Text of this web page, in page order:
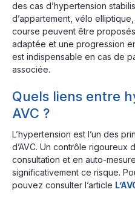
des cas d’hypertension
d’appartement, vélo
course peuvent être
adaptée et une progression
est indispensable en cas de
associée.
Quels liens entre
AVC ?
L’hypertension est l’un des
d’AVC. Un contrôle rigoureux
consultation et en auto-
significativement ce risque.
pouvez consulter l’article